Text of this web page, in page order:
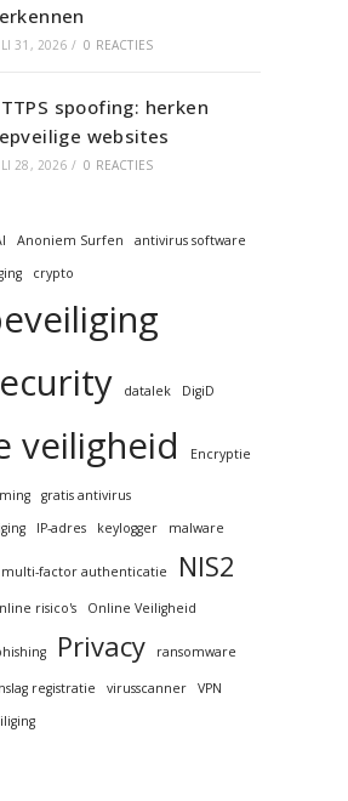
31, 2026 / 0 REACTIES
spoofing: herken
websites
28, 2026 / 0 REACTIES
Anoniem Surfen
antivirus software
crypto
datalek DigiD
veiligheid Encryptie
gratis antivirus
IP-adres keylogger malware
multi-factor authenticatie NIS2
risico's Online Veiligheid
Privacy ransomware
registratie virusscanner
VPN